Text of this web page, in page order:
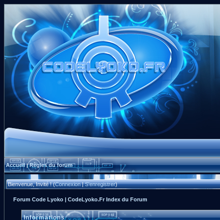
Accueil|Règles du forum
Bienvenue, Invité ! (Connexion|S'enregistrer)
Forum Code Lyoko | CodeLyoko.Fr Index du Forum
Informations